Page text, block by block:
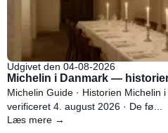
Udgivet den 04-08-2026
Michelin i Danmark —
Michelin Guide · Historien
verificeret 4. august 2026 · De fø...
Læs mere →